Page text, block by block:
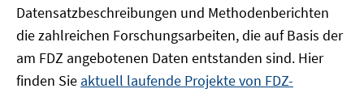
Datensatzbeschreibungen und Methodenberichten
die zahlreichen Forschungsarbeiten, die auf Basis der
am FDZ angebotenen Daten entstanden sind. Hier
finden Sie aktuell laufende Projekte von FDZ-